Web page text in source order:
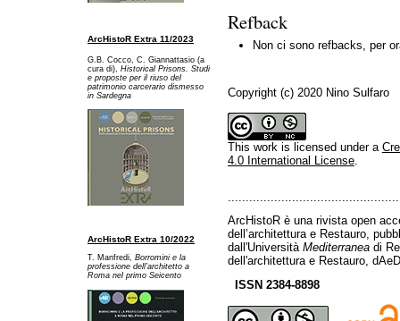
ArcHistoR Extra 11/2023
G.B. Cocco, C. Giannattasio (a
cura di), Historical Prisons. Studi
e proposte per il riuso del
patrimonio carcerario dismesso
in Sardegna
ArcHistoR Extra 10/2022
T. Manfredi, Borromini e la
professione dell’architetto a
Roma nel primo Seicento
Refback
Non ci sono refbacks, per
Copyright (c) 2020 Nino Sulfaro
This work is licensed under a
4.0 International License.
ArcHistoR è una rivista open
dell’architettura e Restauro,
dall'Università Mediterraneadi
dell'architettura e Restauro,
ISSN 2384-8898